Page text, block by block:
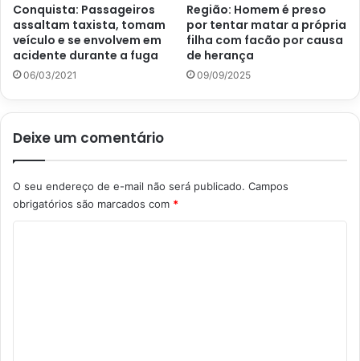
Conquista: Passageiros
assaltam taxista, tomam
veículo e se envolvem em
acidente durante a fuga
06/03/2021
Região: Homem é preso
por tentar matar a própria
filha com facão por causa
de herança
09/09/2025
Deixe um comentário
O seu endereço de e-mail não será publicado. Campos
obrigatórios são marcados com *